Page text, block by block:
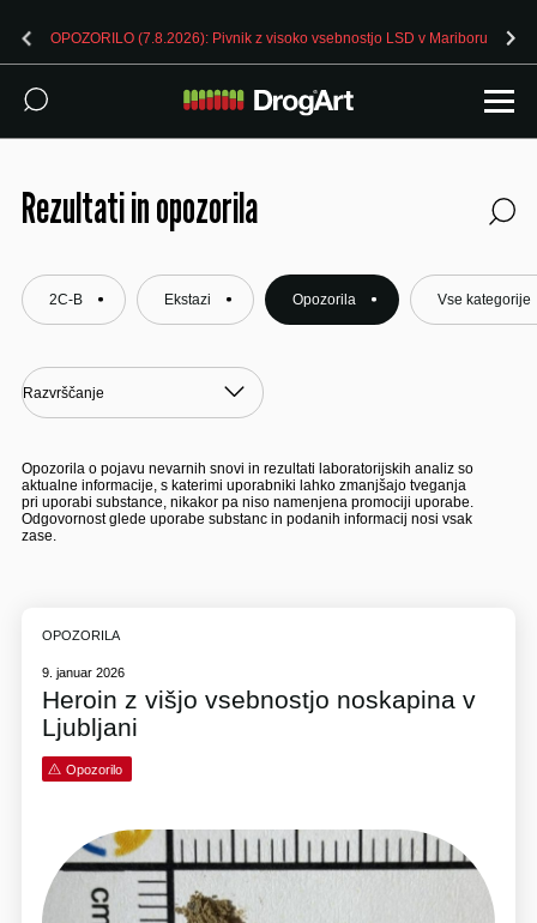
Mariboru OPOZORILO (7.8.2026): Pivnik z visoko vsebnostjo
Rezultati in opozorila
2C-B Ekstazi Opozorila Vse kategorije
Opozorila o pojavu nevarnih snovi in rezultati laboratorijskih analiz so
aktualne informacije, s katerimi uporabniki lahko zmanjšajo tveganja
pri uporabi substance, nikakor pa niso namenjena promociji uporabe.
Odgovornost glede uporabe substanc in podanih informacij nosi vsak
zase.
OPOZORILA
9. januar 2026
Heroin z višjo vsebnostjo noskapina v
Ljubljani
Opozorilo